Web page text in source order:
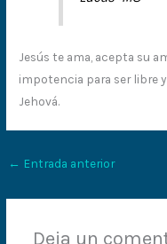
Jesús te ama, acepta su
impotencia para ser libre
Jehová.
← Entrada anterior
Deja un